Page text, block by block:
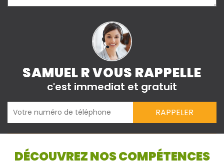
SAMUEL R VOUS RAPPELLE
c'est immediat et gratuit
DÉCOUVREZ NOS COMPÉTENCES